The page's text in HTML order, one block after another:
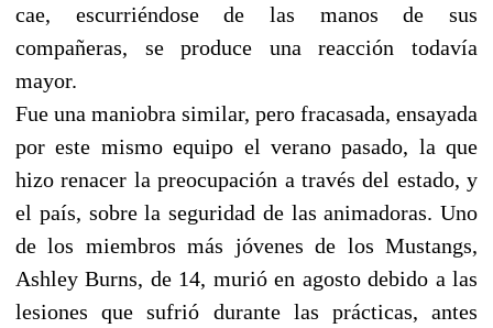
cae, escurriéndose de las manos de sus
compañeras, se produce una reacción todavía
mayor.
Fue una maniobra similar, pero fracasada, ensayada
por este mismo equipo el verano pasado, la que
hizo renacer la preocupación a través del estado, y
el país, sobre la seguridad de las animadoras. Uno
de los miembros más jóvenes de los Mustangs,
Ashley Burns, de 14, murió en agosto debido a las
lesiones que sufrió durante las prácticas, antes